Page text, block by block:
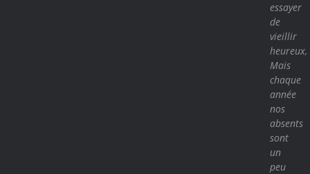
essayer
de
vieillir
heureux,
Mais
chaque
année
nos
absents
sont
un
peu